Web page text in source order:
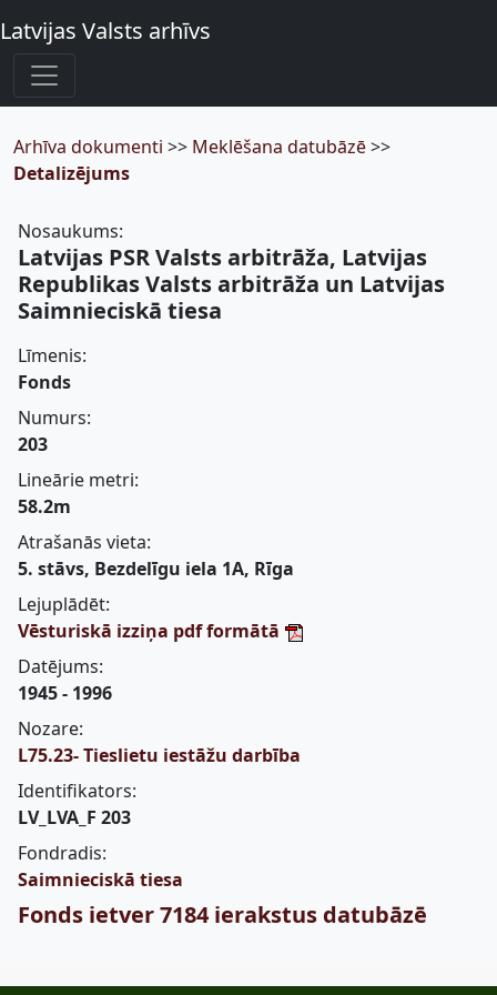
Latvijas Valsts arhīvs
Arhīva dokumenti >> Meklēšana datubāzē>>
Detalizējums
Nosaukums:
Latvijas PSR Valsts arbitrāža, Latvijas
Republikas Valsts arbitrāža un Latvijas
Saimnieciskā tiesa
Līmenis:
Fonds
Numurs:
203
Lineārie metri:
58.2m
Atrašanās vieta:
5. stāvs, Bezdelīgu iela 1A, Rīga
Lejuplādēt:
Vēsturiskā izziņa pdf formātā
Datējums:
1945 - 1996
Nozare:
L75.23- Tieslietu iestāžu darbība
Identifikators:
LV_LVA_F 203
Fondradis:
Saimnieciskā tiesa
Fonds ietver 7184 ierakstus datubāzē